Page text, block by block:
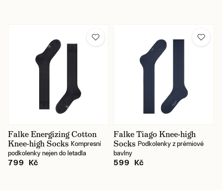
Falke Energizing Cotton
Knee-high Socks Kompresní
podkolenky nejen do letadla
799 Kč
Falke Tiago Knee-high
Socks Podkolenky z prémiové
bavlny
599 Kč